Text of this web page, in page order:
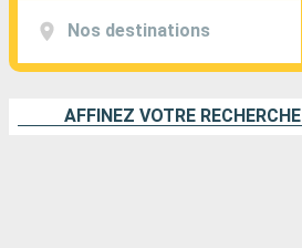
Nos destinations
AFFINEZ VOTRE RECHERCHE